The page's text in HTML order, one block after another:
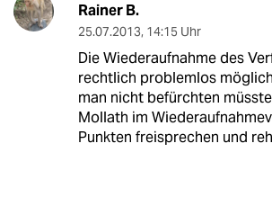
Rainer B.
25.07.2013, 14:15 Uhr
Die Wiederaufnahme des
rechtlich problemlos
man nicht befürchten
Mollath im
Punkten freisprechen und